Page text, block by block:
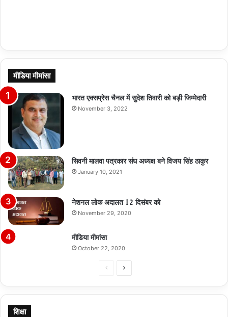
मीडिया मीमांसा
भारत एक्सप्रेस चैनल में सुदेश तिवारी को बड़ी जिम्मेदारी
November 3, 2022
सिवनी मालवा पत्रकार संघ अध्यक्ष बने विजय सिंह ठाकुर
January 10, 2021
नेशनल लोक अदालत 12 दिसंबर को
November 29, 2020
मीडिया मीमांसा
October 22, 2020
PreviousNext
शिक्षा